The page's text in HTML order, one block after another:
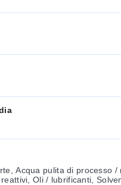
Acqua pulita di processo
Oli / lubrificanti,